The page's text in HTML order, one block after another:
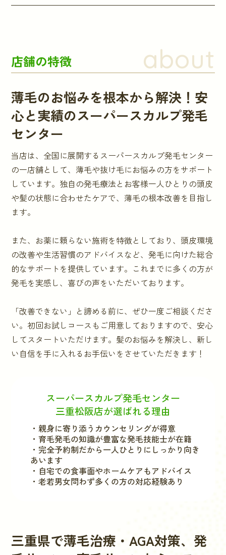
店舗の特徴 about
薄毛のお悩みを根本から解決！安
心と実績のスーパースカルプ発毛
センター
当店は、全国に展開するスーパースカルプ発毛センター
の一店舗として、薄毛や抜け毛にお悩みの方をサポート
しています。独自の発毛療法とお客様一人ひとりの頭皮
や髪の状態に合わせたケアで、薄毛の根本改善を目指し
ます。
また、お薬に頼らない施術を特徴としており、頭皮環境
の改善や生活習慣のアドバイスなど、発毛に向けた総合
的なサポートを提供しています。これまでに多くの方が
発毛を実感し、喜びの声をいただいております。
「改善できない」と諦める前に、ぜひ一度ご相談くださ
い。初回お試しコースもご用意しておりますので、安心
してスタートいただけます。髪のお悩みを解決し、新し
い自信を手に入れるお手伝いをさせていただきます！
スーパースカルプ発毛センター
三重松阪店が選ばれる理由
・親身に寄り添うカウンセリングが得意
・育毛発毛の知識が豊富な発毛技能士が在籍
・完全予約制だから一人ひとりにしっかり向き
あいます
・自宅での食事面やホームケアもアドバイス
・老若男女問わず多くの方の対応経験あり
三重県で薄毛治療・AGA対策、発